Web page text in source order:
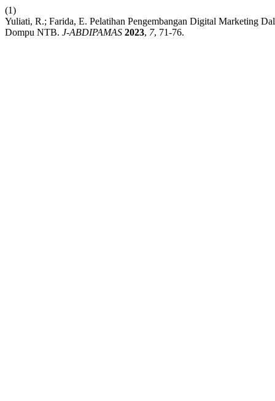
(1)
Yuliati, R.; Farida, E. Pelatihan Pengembangan Digital Marketing
Dompu NTB. J-ABDIPAMAS 2023, 7, 71-76.